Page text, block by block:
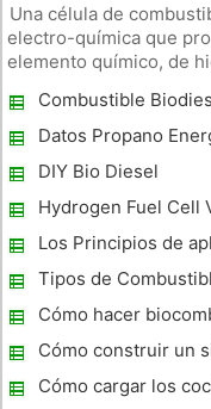
Una célula de
electro-química que
elemento químico, de
electricidad disponible
utiliza para dispos
Combustible
Datos Propano
DIY Bio Diesel
Hydrogen Fuel Cell
Los Principios de
coches híbridos
Tipos de
Cómo hacer
Cómo construir un
para que funcione
Cómo cargar los